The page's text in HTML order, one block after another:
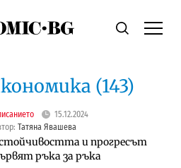
Economic.bgТърсене
(143)
15.12.2024
Татяна Явашева
и прогресът
ръка за ръка